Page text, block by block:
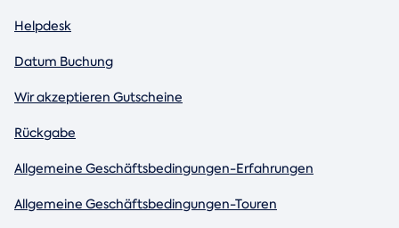
Helpdesk
Datum Buchung
Wir akzeptieren Gutscheine
Rückgabe
Allgemeine Geschäftsbedingungen-Erfahrungen
Allgemeine Geschäftsbedingungen-Touren